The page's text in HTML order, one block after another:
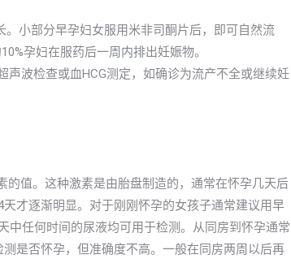
小部分早孕妇女服用米非司酮片后，即可自然流
孕妇在服药后一周内排出妊娠物。
波检查或血HCG测定，如确诊为流产不全或继续妊
值。这种激素是由胎盘制造的，通常在怀孕几天后
才逐渐明显。对于刚刚怀孕的女孩子通常建议用早
中任何时间的尿液均可用于检测。从同房到怀孕通常
是否怀孕，但准确度不高。一般在同房两周以后再